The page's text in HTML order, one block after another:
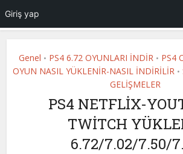
Genel • PS4 6.72 OYUNLARI İNDİR • PS4
OYUN NASIL YÜKLENİR-NASIL İNDİRİLİR •
GELİŞMELER
PS4 NETFLİX-
TWİTCH
6.72/7.02/7.50/
Giriş yap